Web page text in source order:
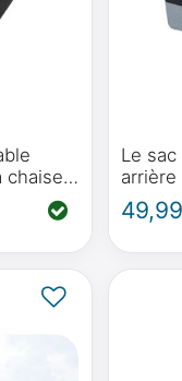
chaise
Le
arrière